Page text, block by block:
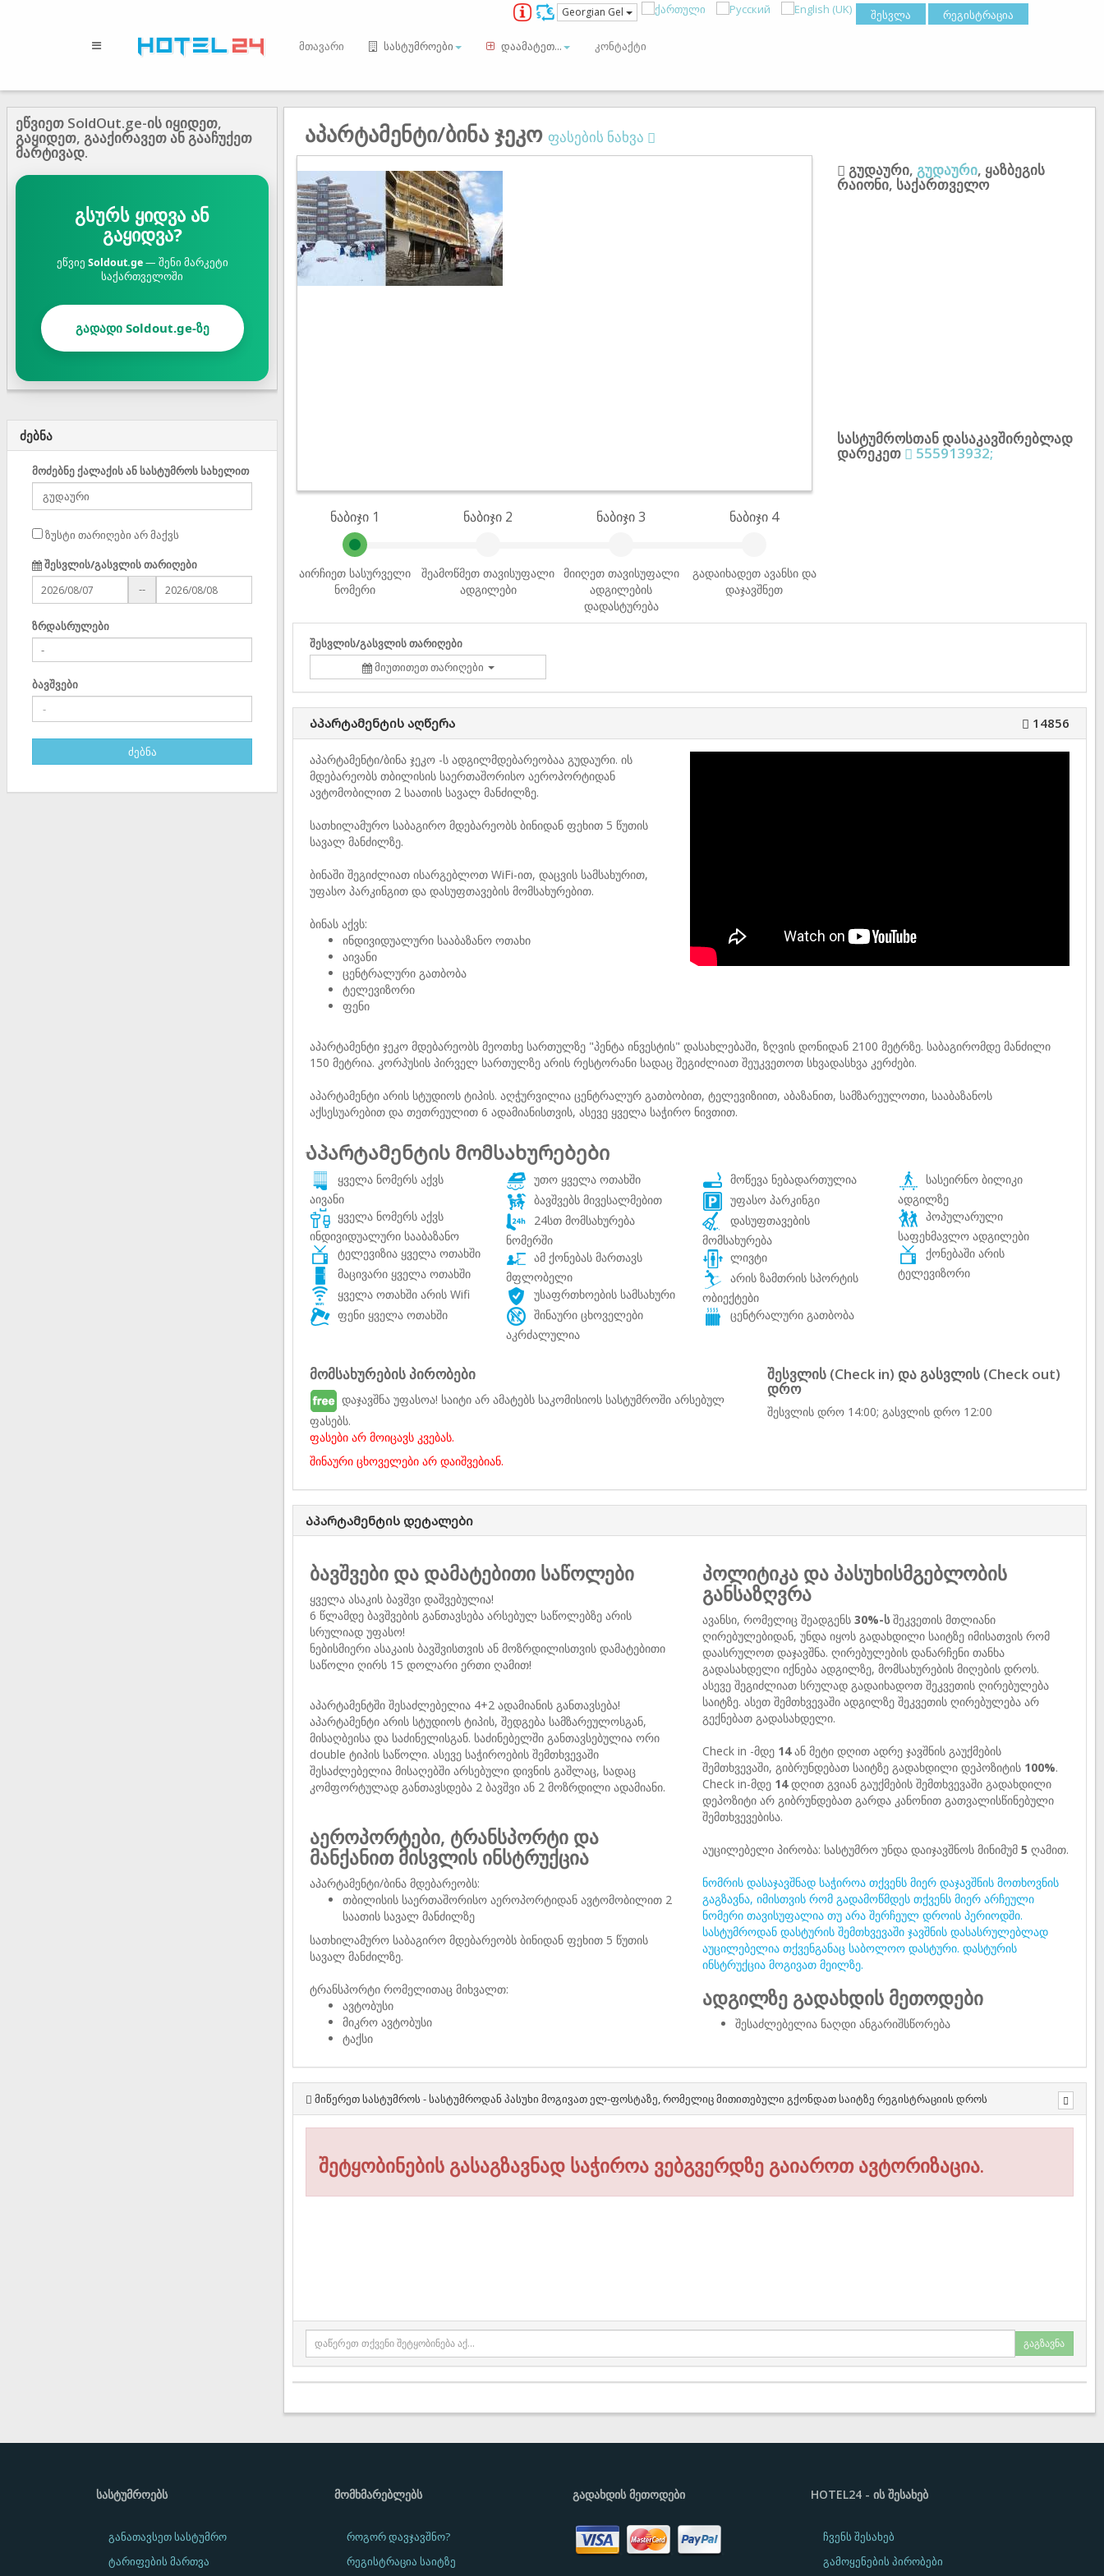
შესვლა რეგისტრაცია
Georgian Gel
მთავარი სასტუმროები დაამატეთ... კონტაქტი
ეწვიეთ SoldOut.ge-ის იყიდეთ,
გაყიდეთ, გააქირავეთ ან გააჩუქეთ
მარტივად.
გსურს ყიდვა ან
გაყიდვა?
ეწვიე Soldout.ge— შენი მარკეტი
საქართველოში
გადადი Soldout.ge-ზე
ძებნა
მოძებნე ქალაქის ან სასტუმროს სახელით
ზუსტი თარიღები არ მაქვს
შესვლის/გასვლის თარიღები
--
ზრდასრულები
ბავშვები
აპარტამენტი/ბინა ჯეკო ფასების ნახვა
გუდაური, გუდაური, ყაზბეგის
რაიონი, საქართველო
სასტუმროსთან დასაკავშირებლად
დარეკეთ 555913932;
ნაბიჯი 1
აირჩიეთ სასურველი
ნომერი
ნაბიჯი 2
შეამოწმეთ თავისუფალი
ადგილები
ნაბიჯი 3
მიიღეთ თავისუფალი
ადგილების
დადასტურება
ნაბიჯი 4
გადაიხადეთ ავანსი და
დაჯავშნეთ
შესვლის/გასვლის თარიღები
მიუთითეთ თარიღები
Აპარტამენტის აღწერა 14856
აპარტამენტი/ბინა ჯეკო -ს ადგილმდებარეობაა გუდაური. ის
მდებარეობს თბილისის საერთაშორისო აეროპორტიდან
ავტომობილით 2 საათის სავალ მანძილზე.
სათხილამურო საბაგირო მდებარეობს ბინიდან ფეხით 5 წუთის
სავალ მანძილზე.
ბინაში შეგიძლიათ ისარგებლოთ WiFi-ით, დაცვის სამსახურით,
უფასო პარკინგით და დასუფთავების მომსახურებით.
ბინას აქვს:
ინდივიდუალური სააბაზანო ოთახი
აივანი
ცენტრალური გათბობა
ტელევიზორი
ფენი
აპარტამენტი ჯეკო მდებარეობს მეოთხე სართულზე "პენტა ინვესტის" დასახლებაში, ზღვის დონიდან 2100 მეტრზე. საბაგირომდე მანძილი
150 მეტრია. კორპუსის პირველ სართულზე არის რესტორანი სადაც შეგიძლიათ შეუკვეთოთ სხვადასხვა კერძები.
აპარტამენტი არის სტუდიოს ტიპის. აღჭურვილია ცენტრალურ გათბობით, ტელევიზიით, აბაზანით, სამზარეულოთი, სააბაზანოს
აქსესუარებით და თეთრეულით 6 ადამიანისთვის, ასევე ყველა საჭირო ნივთით.
Აპარტამენტის მომსახურებები
ყველა ნომერს აქვს
აივანი
ყველა ნომერს აქვს
ინდივიდუალური სააბაზანო
ტელევიზია ყველა ოთახში
მაცივარი ყველა ოთახში
ყველა ოთახში არის Wifi
ფენი ყველა ოთახში
უთო ყველა ოთახში
ბავშვებს მივესალმებით
24სთ მომსახურება
ნომერში
ამ ქონებას მართავს
მფლობელი
უსაფრთხოების სამსახური
შინაური ცხოველები
აკრძალულია
მოწევა ნებადართულია
უფასო პარკინგი
დასუფთავების
მომსახურება
ლივტი
არის ზამთრის სპორტის
ობიექტები
ცენტრალური გათბობა
სასეირნო ბილიკი
ადგილზე
პოპულარული
საფეხმავლო ადგილები
ქონებაში არის
ტელევიზორი
მომსახურების პირობები
დაჯავშნა უფასოა! საიტი არ ამატებს საკომისიოს სასტუმროში არსებულ
ფასებს.
ფასები არ მოიცავს კვებას.
შინაური ცხოველები არ დაიშვებიან.
შესვლის (Check in) და გასვლის (Check out)
დრო
შესვლის დრო 14:00; გასვლის დრო 12:00
Აპარტამენტის დეტალები
ბავშვები და დამატებითი საწოლები
ყველა ასაკის ბავშვი დაშვებულია!
6 წლამდე ბავშვების განთავსება არსებულ საწოლებზე არის
სრულიად უფასო!
ნებისმიერი ასაკაის ბავშვისთვის ან მოზრდილისთვის დამატებითი
საწოლი ღირს 15 დოლარი ერთი ღამით!
აპარტამენტში შესაძლებელია 4+2 ადამიანის განთავსება!
აპარტამენტი არის სტუდიოს ტიპის, შედგება სამზარეულოსგან,
მისაღბეისა და საძინელისგან. საძინებელში განთავსებულია ორი
double ტიპის საწოლი. ასევე საჭიროების შემთხვევაში
შესაძლებელია მისაღებში არსებული დივნის გაშლაც, სადაც
კომფორტულად განთავსდება 2 ბავშვი ან 2 მოზრდილი ადამიანი.
აეროპორტები, ტრანსპორტი და
მანქანით მისვლის ინსტრუქცია
აპარტამენტი/ბინა მდებარეობს:
თბილისის საერთაშორისო აეროპორტიდან ავტომობილით 2
საათის სავალ მანძილზე
სათხილამურო საბაგირო მდებარეობს ბინიდან ფეხით 5 წუთის
სავალ მანძილზე.
ტრანსპორტი რომელითაც მიხვალთ:
ავტობუსი
მიკრო ავტობუსი
ტაქსი
პოლიტიკა და პასუხისმგებლობის
განსაზღვრა
ავანსი, რომელიც შეადგენს 30%-სშეკვეთის მთლიანი
ღირებულებიდან, უნდა იყოს გადახდილი საიტზე იმისათვის რომ
დაასრულოთ დაჯავშნა. ღირებულების დანარჩენი თანხა
გადასახდელი იქნება ადგილზე, მომსახურების მიღების დროს.
ასევე შეგიძლიათ სრულად გადაიხადოთ შეკვეთის ღირებულება
საიტზე. ასეთ შემთხვევაში ადგილზე შეკვეთის ღირებულება არ
გექნებათ გადასახდელი.
Check in -მდე 14ან მეტი დღით ადრე ჯავშნის გაუქმების
შემთხვევაში, გიბრუნდებათ საიტზე გადახდილი დეპოზიტის 100%.
Check in-მდე 14დღით გვიან გაუქმების შემთხვევაში გადახდილი
დეპოზიტი არ გიბრუნდებათ გარდა კანონით გათვალისწინებული
შემთხვევებისა.
აუცილებელი პირობა: სასტუმრო უნდა დაიჯავშნოს მინიმუმ 5 ღამით.
ნომრის დასაჯავშნად საჭიროა თქვენს მიერ დაჯავშნის მოთხოვნის
გაგზავნა, იმისთვის რომ გადამოწმდეს თქვენს მიერ არჩეული
ნომერი თავისუფალია თუ არა შერჩეულ დროის პერიოდში.
სასტუმროდან დასტურის შემთხვევაში ჯავშნის დასასრულებლად
აუცილებელია თქვენგანაც საბოლოო დასტური. დასტურის
ინსტრუქცია მოგივათ მეილზე.
ადგილზე გადახდის მეთოდები
შესაძლებელია ნაღდი ანგარიშსწორება
მიწერეთ სასტუმროს - სასტუმროდან პასუხი მოგივათ ელ-ფოსტაზე, რომელიც მითითებული გქონდათ საიტზე რეგისტრაციის დროს
შეტყობინების გასაგზავნად საჭიროა ვებგვერდზე გაიაროთ ავტორიზაცია.
გაგზავნა
ᲡᲐᲡᲢᲣᲛᲠᲝᲔᲑᲡ
განათავსეთ სასტუმრო
ტარიფების მართვა
ᲛᲝᲛᲮᲛᲐᲠᲔᲑᲚᲔᲑᲡ
როგორ დავჯავშნო?
რეგისტრაცია საიტზე
ᲒᲐᲓᲐᲮᲓᲘᲡ ᲛᲔᲗᲝᲓᲔᲑᲘ HOTEL24 - ᲘᲡ ᲨᲔᲡᲐᲮᲔᲑ
ჩვენს შესახებ
გამოყენების პირობები